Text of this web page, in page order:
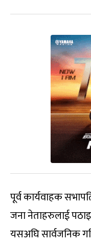
पूर्व कार्यवाहक
जना नेताहरुलाई
यसअघि सार्वजनिक